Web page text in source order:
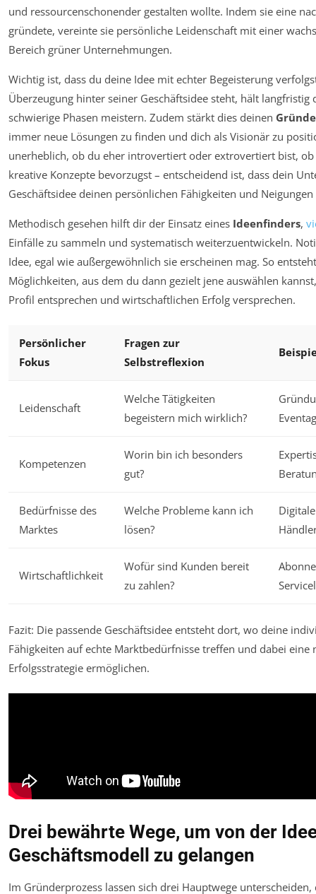
und ressourcenschonender gestalten wollte. Indem sie eine
gründete, vereinte sie persönliche Leidenschaft mit einer
Bereich grüner Unternehmungen.
Wichtig ist, dass du deine Idee mit echter Begeisterung
Überzeugung hinter seiner Geschäftsidee steht, hält langfristig
schwierige Phasen meistern. Zudem stärkt dies deinen
immer neue Lösungen zu finden und dich als Visionär zu
unerheblich, ob du eher introvertiert oder extrovertiert bist,
kreative Konzepte bevorzugst – entscheidend ist, dass dein
Geschäftsidee deinen persönlichen Fähigkeiten und
Methodisch gesehen hilft dir der Einsatz eines Ideenfinders,
Einfälle zu sammeln und systematisch weiterzuentwickeln.
Idee, egal wie außergewöhnlich sie erscheinen mag. So
Möglichkeiten, aus dem du dann gezielt jene auswählen
Profil entsprechen und wirtschaftlichen Erfolg versprechen.
Persönlicher
Fokus
Fragen zur
Selbstreflexion
Leidenschaft
Welche Tätigkeiten
begeistern mich wirklich?
Kompetenzen
Worin bin ich besonders
gut?
Bedürfnisse des
Marktes
Welche Probleme kann ich
lösen?
Wirtschaftlichkeit
Wofür sind Kunden bereit
zu zahlen?
Fazit: Die passende Geschäftsidee entsteht dort, wo deine
Fähigkeiten auf echte Marktbedürfnisse treffen und dabei eine
Erfolgsstrategie ermöglichen.
Drei bewährte Wege, um von der
Geschäftsmodell zu gelangen
Im Gründerprozess lassen sich drei Hauptwege